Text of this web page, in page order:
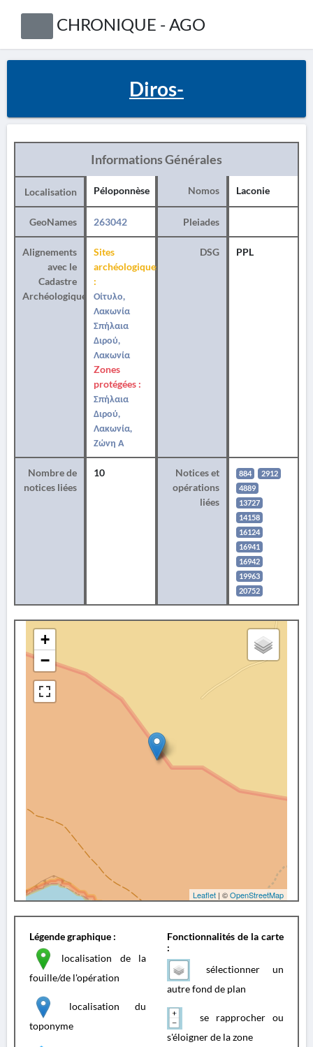
CHRONIQUE - AGO
Diros-
Informations Générales
Localisation Péloponnèse Nomos Laconie
GeoNames 263042 Pleiades
Alignements
avec le
Cadastre
Archéologique
Sites
archéologiques
:
Οίτυλο,
Λακωνία
Σπήλαια
Διρού,
Λακωνία
Zones
protégées :
Σπήλαια
Διρού,
Λακωνία,
Ζώνη Α
DSG PPL
Nombre de
notices liées
10
Notices et
opérations
liées
884
2912
4889
13727
14158
16124
16941
16942
19963
20752
+
−
Leaflet | ©OpenStreetMap
Légende graphique :
localisation de la
fouille/de l'opération
localisation du
toponyme
Fonctionnalités de la carte
:
sélectionner un
autre fond de plan
se rapprocher ou
s'éloigner de la zone